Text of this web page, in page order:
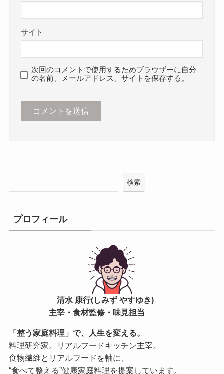
サイト
次回のコメントで使用するためブラウザーに自分
の名前、メールアドレス、サイトを保存する。
検索
プロフィール
清水 康行(しみず やすゆき)
主宰・食材監修・味見担当
「整う家庭料理」で、人生を変える。
料理研究家。リアルフードキッチン主宰。
食物繊維とリアルフードを軸に、
“食べて整える”健康家庭料理を提案しています。